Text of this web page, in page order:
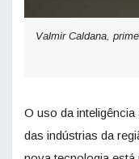
Valmir Caldana,
O uso da
das indústrias da